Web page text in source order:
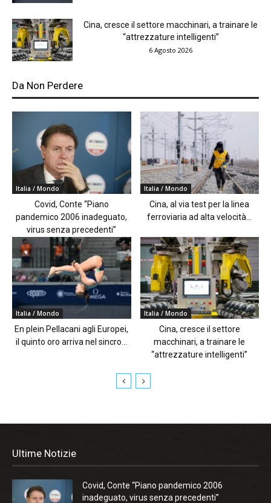
Cina, cresce il settore macchinari, a trainare le
“attrezzature intelligenti”
6 Agosto 2026
Da Non Perdere
Italia / Mondo
Covid, Conte “Piano
pandemico 2006 inadeguato,
virus senza precedenti”
Italia / Mondo
Cina, al via test per la linea
ferroviaria ad alta velocità...
Italia / Mondo
En plein Pellacani agli Europei,
il quinto oro arriva nel sincro...
Italia / Mondo
Cina, cresce il settore
macchinari, a trainare le
“attrezzature intelligenti”
Ultime Notizie
Covid, Conte “Piano pandemico 2006
inadeguato, virus senza precedenti”